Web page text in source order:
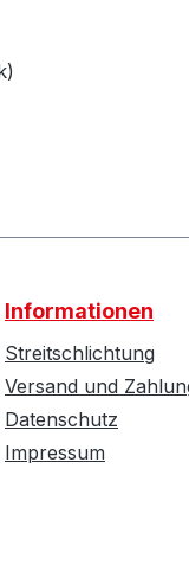
Informationen
Streitschlichtung
Versand und
Datenschutz
Impressum